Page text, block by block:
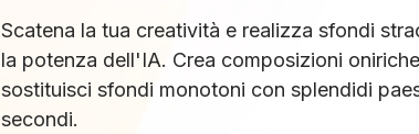
Scatena la tua creatività e realizza sfondi
la potenza dell'IA. Crea composizioni
sostituisci sfondi monotoni con splendidi
secondi.